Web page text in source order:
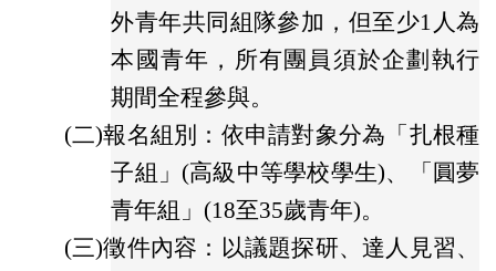
外青年共同組隊參加，但至少1人為
本國青年，所有團員須於企劃執行
期間全程參與。
(二)報名組別：依申請對象分為「扎根種
子組」(高級中等學校學生)、「圓夢
青年組」(18至35歲青年)。
(三)徵件內容：以議題探研、達人見習、